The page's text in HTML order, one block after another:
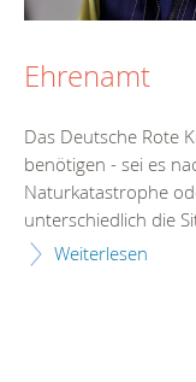
Ehrenamt
Das Deutsche Rote
benötigen - sei es
Naturkatastrophe
unterschiedlich die
Weiterlesen